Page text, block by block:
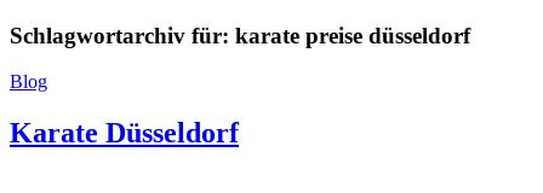
Schlagwortarchiv für: karate preise düsseldorf
Blog
Karate Düsseldorf